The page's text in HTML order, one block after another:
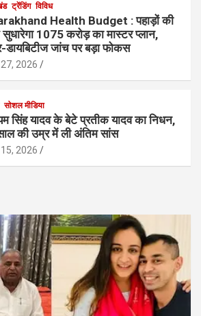
ट्रेंडिंग विविध
Health Budget : पहाड़ों की
1075 करोड़ का मास्टर प्लान,
जांच पर बड़ा फोकस
2026
सोशल मीडिया
सिंह यादव के बेटे प्रतीक यादव का निधन,
की उम्र में ली अंतिम सांस
2026